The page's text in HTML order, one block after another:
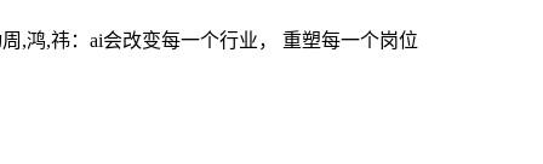
周,鸿,祎：ai会改变每一个行业， 重塑每一个岗位